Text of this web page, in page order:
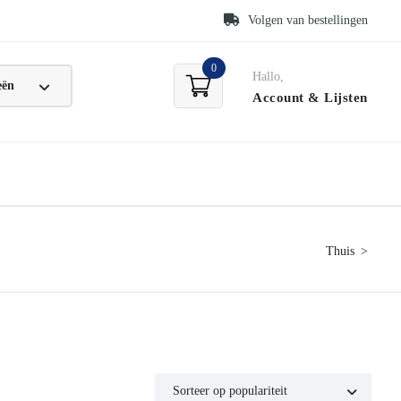
Volgen van bestellingen
0
Hallo,
Account & Lijsten
Thuis